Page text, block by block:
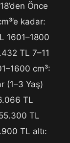
Önce
kadar:
1601–1800
TL 7–11
cm³:
(1–3 Yaş)
TL
TL
TL altı: